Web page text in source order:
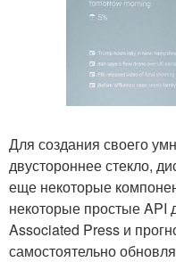
Для создания своего
двустороннее стекло,
еще некоторые
некоторые простые API
Associated Press и
самостоятельно